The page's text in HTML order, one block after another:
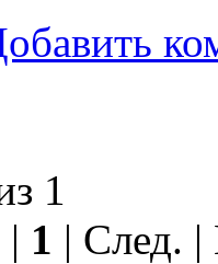
1
1 | След.